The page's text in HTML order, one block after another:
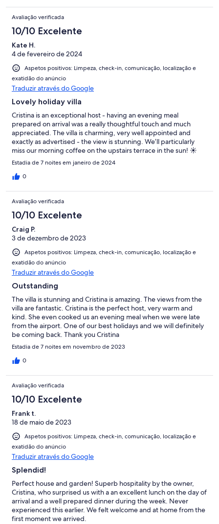
Avaliação verificada
10/10 Excelente
Kate H.
4 de fevereiro de 2024
Aspetos positivos: Limpeza, check-in, comunicação, localização e
exatidão do anúncio
Traduzir através do Google
Lovely holiday villa
Cristina is an exceptional host - having an evening meal
prepared on arrival was a really thoughtful touch and much
appreciated. The villa is charming, very well appointed and
exactly as advertised - the view is stunning. We’ll particularly
miss our morning coffee on the upstairs terrace in the sun! ☀️
Estadia de 7 noites em janeiro de 2024
0
Avaliação verificada
10/10 Excelente
Craig P.
3 de dezembro de 2023
Aspetos positivos: Limpeza, check-in, comunicação, localização e
exatidão do anúncio
Traduzir através do Google
Outstanding
The villa is stunning and Cristina is amazing. The views from the
villa are fantastic. Cristina is the perfect host, very warm and
kind. She even cooked us an evening meal when we were late
from the airport. One of our best holidays and we will definitely
be coming back. Thank you Cristina
Estadia de 7 noites em novembro de 2023
0
Avaliação verificada
10/10 Excelente
Frank t.
18 de maio de 2023
Aspetos positivos: Limpeza, check-in, comunicação, localização e
exatidão do anúncio
Traduzir através do Google
Splendid!
Perfect house and garden! Superb hospitality by the owner,
Cristina, who surprised us with a an excellent lunch on the day of
arrival and a well prepared dinner during the week. Never
experienced this earlier. We felt welcome and at home from the
first moment we arrived.